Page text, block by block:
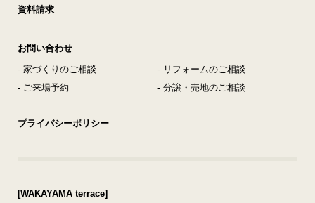
資料請求
お問い合わせ
- 家づくりのご相談
- リフォームのご相談
- ご来場予約
- 分譲・売地のご相談
プライバシーポリシー
[WAKAYAMA terrace]